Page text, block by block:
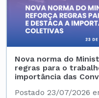
Nova norma do
regras para o
importância das
Postado 23/07/2026